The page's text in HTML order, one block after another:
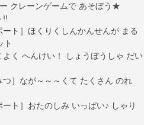
クレーンゲームで あそぼう★
!!
ート］ほくりくしんかんせんが まる
ト
よく へんけい！ しょうぼうしゃ だい
つ］なが～～～くて たくさん のれ
ト］おたのしみ いっぱい♪ しゃり